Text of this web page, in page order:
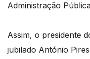
Administração
Assim, o presidente
jubilado António